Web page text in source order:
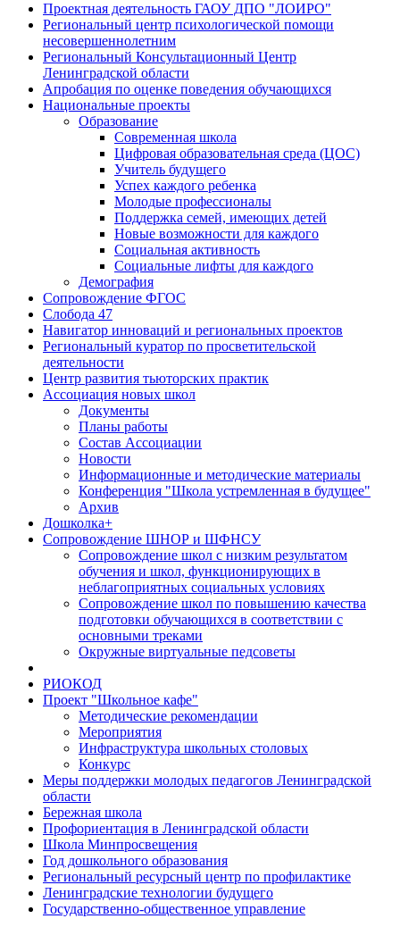
Проектная деятельность ГАОУ ДПО "ЛОИРО"
Региональный центр психологической помощи
несовершеннолетним
Региональный Консультационный Центр
Ленинградской области
Апробация по оценке поведения обучающихся
Национальные проекты
Образование
Современная школа
Цифровая образовательная среда (ЦОС)
Учитель будущего
Успех каждого ребенка
Молодые профессионалы
Поддержка семей, имеющих детей
Новые возможности для каждого
Социальная активность
Социальные лифты для каждого
Демография
Сопровождение ФГОС
Слобода 47
Навигатор инноваций и региональных проектов
Региональный куратор по просветительской
деятельности
Центр развития тьюторских практик
Ассоциация новых школ
Документы
Планы работы
Состав Ассоциации
Новости
Информационные и методические материалы
Конференция "Школа устремленная в будущее"
Архив
Дошколка+
Сопровождение ШНОР и ШФНСУ
Сопровождение школ с низким результатом
обучения и школ, функционирующих в
неблагоприятных социальных условиях
Сопровождение школ по повышению качества
подготовки обучающихся в соответствии с
основными треками
Окружные виртуальные педсоветы
РИОКОД
Проект "Школьное кафе"
Методические рекомендации
Мероприятия
Инфраструктура школьных столовых
Конкурс
Меры поддержки молодых педагогов Ленинградской
области
Бережная школа
Профориентация в Ленинградской области
Школа Минпросвещения
Год дошкольного образования
Региональный ресурсный центр по профилактике
Ленинградские технологии будущего
Государственно-общественное управление